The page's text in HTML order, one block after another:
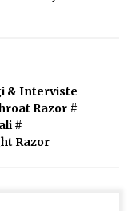
& Interviste
Razor#
#
Razor